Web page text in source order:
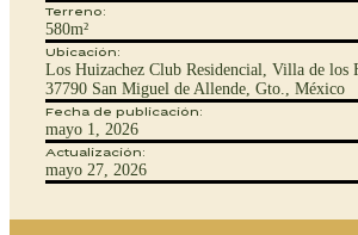
Terreno:
580m²
Ubicación:
Los Huizachez Club Residencial, Villa de los
37790 San Miguel de Allende, Gto., México
Fecha de publicación:
mayo 1, 2026
Actualización:
mayo 27, 2026